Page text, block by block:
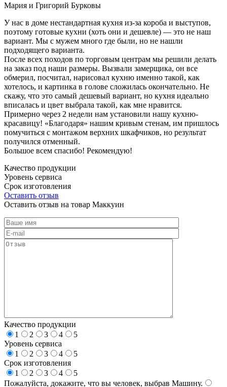
Мария и Григорий Бурковы
У нас в доме нестандартная кухня из-за короба и выступов,
поэтому готовые кухни (хоть они и дешевле) — это не наш
вариант. Мы с мужем много где были, но не нашли
подходящего варианта.
После всех походов по торговым центрам мы решили делать
на заказ под наши размеры. Вызвали замерщика, он все
обмерил, посчитал, нарисовал кухню именно такой, как
хотелось, и картинка в голове сложилась окончательно. Не
скажу, что это самый дешевый вариант, но кухня идеально
вписалась и цвет выбрала такой, как мне нравится.
Примерно через 2 недели нам установили нашу кухню-
красавицу! «Благодаря» нашим кривым стенам, им пришлось
помучиться с монтажом верхних шкафчиков, но результат
получился отменный.
Большое всем спасибо! Рекомендую!
Качество продукции
Уровень сервиса
Срок изготовления
Оставить отзыв
Оставить отзыв на товар Маккуин
Качество продукции
1
2 3 4
5
Уровень сервиса
1
2 3 4
5
Срок изготовления
1
2 3 4
5
Пожалуйста, докажите, что вы человек, выбрав Машину.